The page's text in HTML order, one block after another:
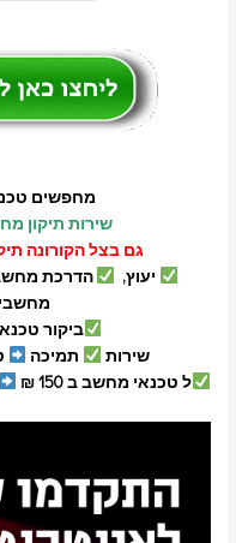
מחפשים
שירות תיקון
גם בצל הקורונה
יעוץ,
הדרכת
ביקור טכנאי
שירות
תמיכה
ל טכנאי מחשב ב 150 ₪